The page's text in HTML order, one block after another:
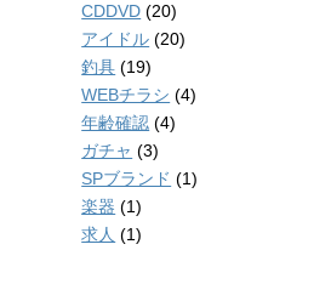
CDDVD (20)
アイドル (20)
釣具 (19)
WEBチラシ (4)
年齢確認 (4)
ガチャ (3)
SPブランド (1)
楽器 (1)
求人 (1)